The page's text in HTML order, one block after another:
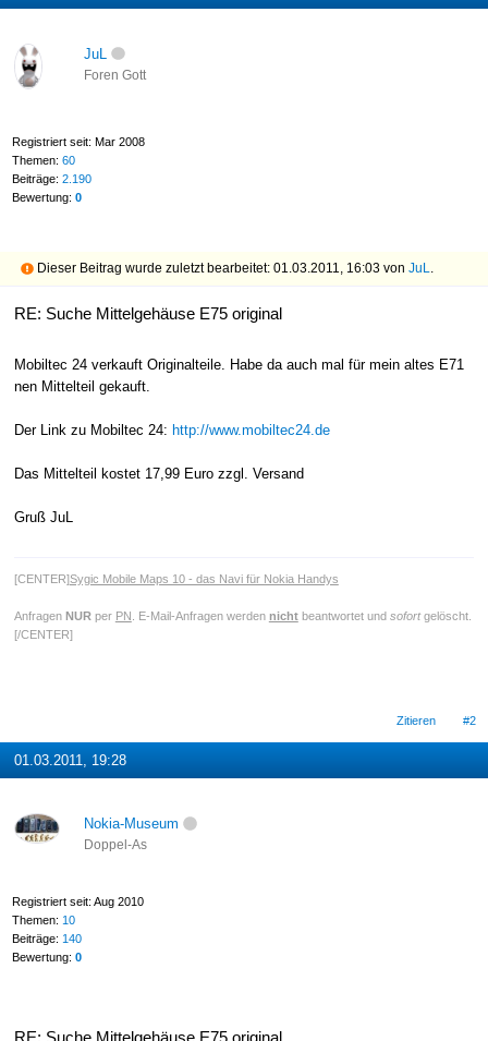
JuL
Foren Gott
Registriert seit: Mar 2008
Themen: 60
Beiträge: 2.190
Bewertung: 0
Dieser Beitrag wurde zuletzt bearbeitet: 01.03.2011, 16:03 von JuL.
RE: Suche Mittelgehäuse E75 original
Mobiltec 24 verkauft Originalteile. Habe da auch mal für mein altes E71
nen Mittelteil gekauft.
Der Link zu Mobiltec 24: http://www.mobiltec24.de
Das Mittelteil kostet 17,99 Euro zzgl. Versand
Gruß JuL
[CENTER]Sygic Mobile Maps 10 - das Navi für Nokia Handys
Anfragen NURper PN . E-Mail-Anfragen werden nichtbeantwortet und sofortgelöscht.
[/CENTER]
Zitieren #2
01.03.2011, 19:28
Nokia-Museum
Doppel-As
Registriert seit: Aug 2010
Themen: 10
Beiträge: 140
Bewertung: 0